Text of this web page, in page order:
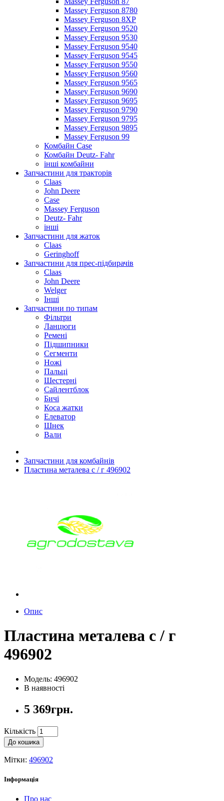
Massey Ferguson 8780
Massey Ferguson 8XP
Massey Ferguson 9520
Massey Ferguson 9530
Massey Ferguson 9540
Massey Ferguson 9545
Massey Ferguson 9550
Massey Ferguson 9560
Massey Ferguson 9565
Massey Ferguson 9690
Massey Ferguson 9695
Massey Ferguson 9790
Massey Ferguson 9795
Massey Ferguson 9895
Massey Ferguson 99
Комбайн Case
Комбайн Deutz- Fahr
інші комбайни
Запчастини для тракторів
Claas
John Deere
Case
Massey Ferguson
Deutz- Fahr
інші
Запчастини для жаток
Claas
Geringhoff
Запчастини для прес-підбирачів
Claas
John Deere
Welger
Інші
Запчастини по типам
Фільтри
Ланцюги
Ремені
Підшипники
Сегменти
Ножі
Пальці
Шестерні
Сайлентблок
Бичі
Коса жатки
Елеватор
Шнек
Вали
Запчастини для комбайнів
Пластина металева с / г 496902
Опис
Пластина металева с / г
496902
Модель: 496902
В наявності
5 369грн.
Кількість
До кошика
Мітки: 496902
Інформація
Про нас